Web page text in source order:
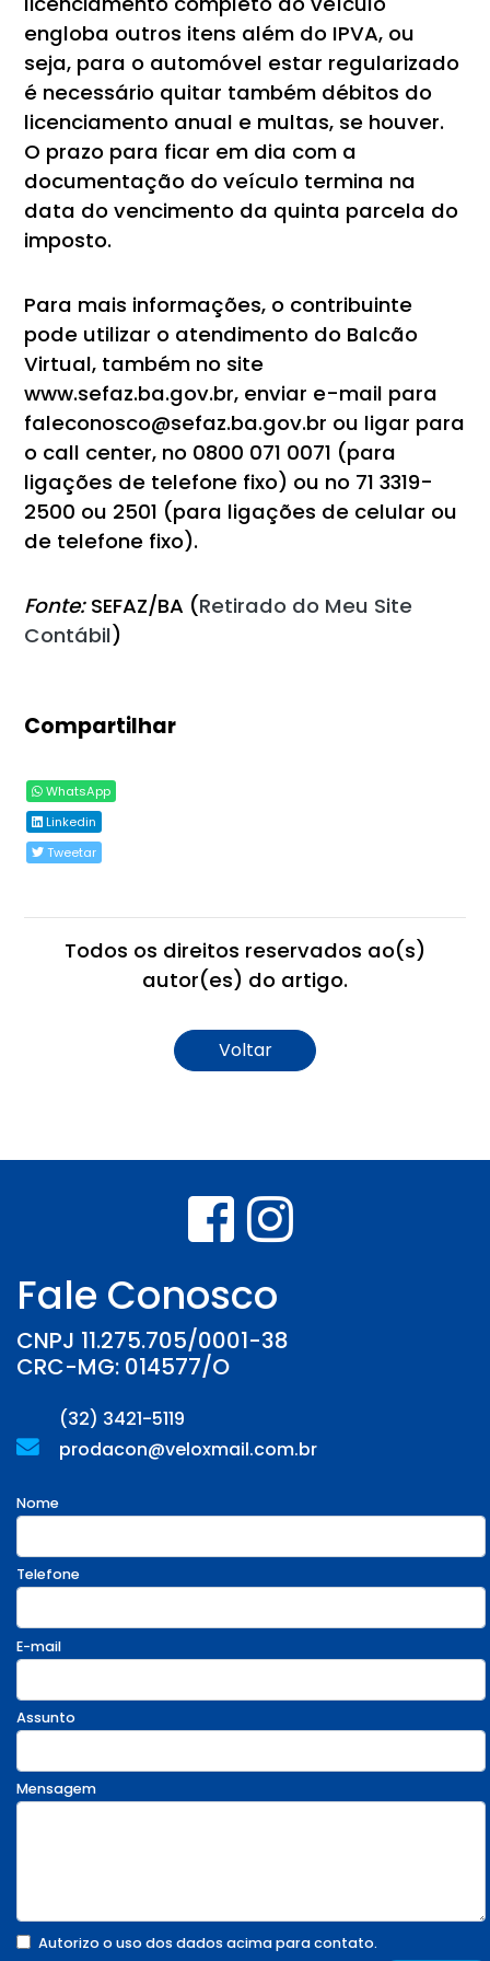
engloba outros itens além do IPVA, ou
seja, para o automóvel estar regularizado
é necessário quitar também débitos do
licenciamento anual e multas, se houver.
O prazo para ficar em dia com a
documentação do veículo termina na
data do vencimento da quinta parcela do
imposto.
Para mais informações, o contribuinte
pode utilizar o atendimento do Balcão
Virtual, também no site
www.sefaz.ba.gov.br, enviar e-mail para
faleconosco@sefaz.ba.gov.br ou ligar para
o call center, no 0800 071 0071 (para
ligações de telefone fixo) ou no 71 3319-
2500 ou 2501 (para ligações de celular ou
de telefone fixo).
Fonte:SEFAZ/BA (Retirado do Meu Site
Contábil)
Compartilhar
WhatsApp
Linkedin
Tweetar
Todos os direitos reservados ao(s)
autor(es) do artigo.
Voltar
Fale Conosco
CNPJ 11.275.705/0001-38
CRC-MG: 014577/O
(32) 3421-5119
prodacon@veloxmail.com.br
Nome
Telefone
E-mail
Assunto
Mensagem
Autorizo o uso dos dados acima para contato.